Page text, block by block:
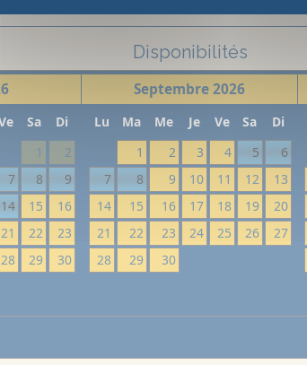
Disponibilités
Sa
Di
1
2
7 8
9
14 15
16
21 22
23
28 29
30
Septembre2026
Lu Ma Me Je Ve Sa
Di
1
2 3 4 5
6
7
8 9 10 11 12
13
14
15 16 17 18 19
20
21
22 23 24 25 26
27
28
29 30